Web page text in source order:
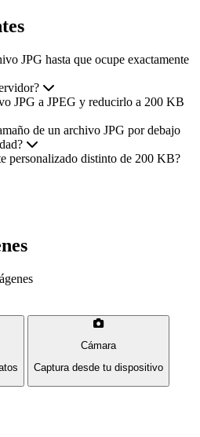
JPG hasta que ocupe exactamente
JPG a JPEG y reducirlo a 200 KB
de un archivo JPG por debajo
personalizado distinto de 200 KB?
Cámara
Captura desde tu dispositivo